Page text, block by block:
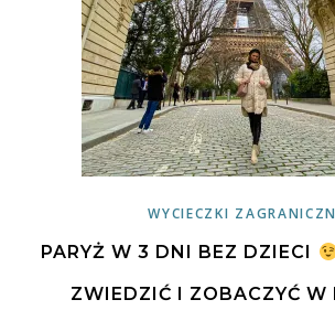
WYCIECZKI
PARYŻ W 3 DNI BEZ DZIECI
ZWIEDZIĆ I ZOBACZYĆ W